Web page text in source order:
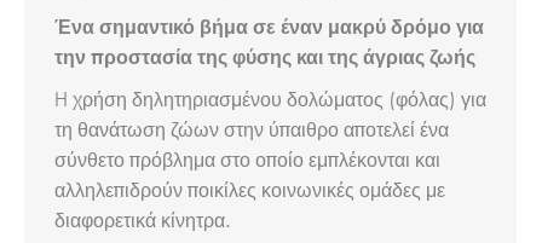
Ένα σημαντικό βήμα σε έναν μακρύ δρόμο για
την προστασία της φύσης και της άγριας ζωής
H χρήση δηλητηριασμένου δολώματος (φόλας) για
τη θανάτωση ζώων στην ύπαιθρο αποτελεί ένα
σύνθετο πρόβλημα στο οποίο εμπλέκονται και
αλληλεπιδρούν ποικίλες κοινωνικές ομάδες με
διαφορετικά κίνητρα.